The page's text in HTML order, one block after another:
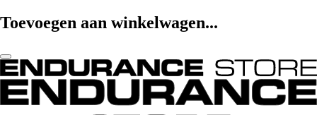
Toevoegen aan winkelwagen...